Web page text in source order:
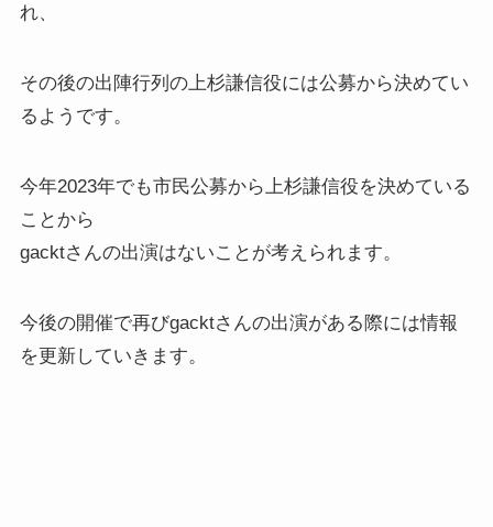
れ、
その後の出陣行列の上杉謙信役には公募から決めてい
るようです。
今年2023年でも市民公募から上杉謙信役を決めている
ことから
gacktさんの出演はないことが考えられます。
今後の開催で再びgacktさんの出演がある際には情報
を更新していきます。